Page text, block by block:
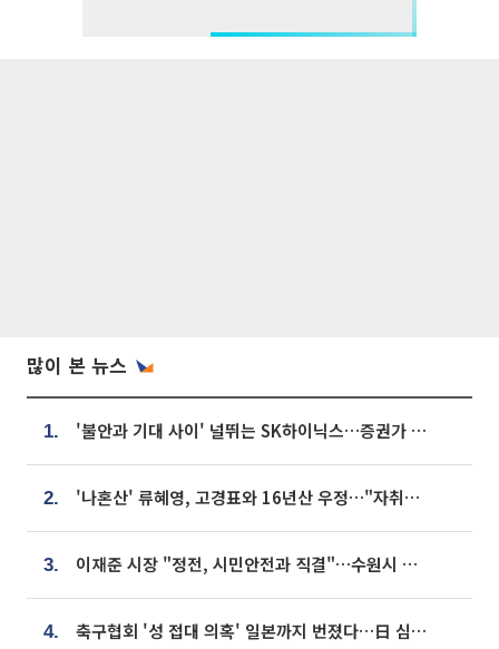
많이 본 뉴스
1. '불안과 기대 사이' 널뛰는 SK하이닉스…증권가 "HBM4·LTA 기반 펀터멘털 견고"
2. '나혼산' 류혜영, 고경표와 16년산 우정…"자취방서 부모님과 마주쳐"
3. 이재준 시장 "정전, 시민안전과 직결"…수원시 비상대응체계 가동
4. 축구협회 '성 접대 의혹' 일본까지 번졌다…日 심판 실명 공개